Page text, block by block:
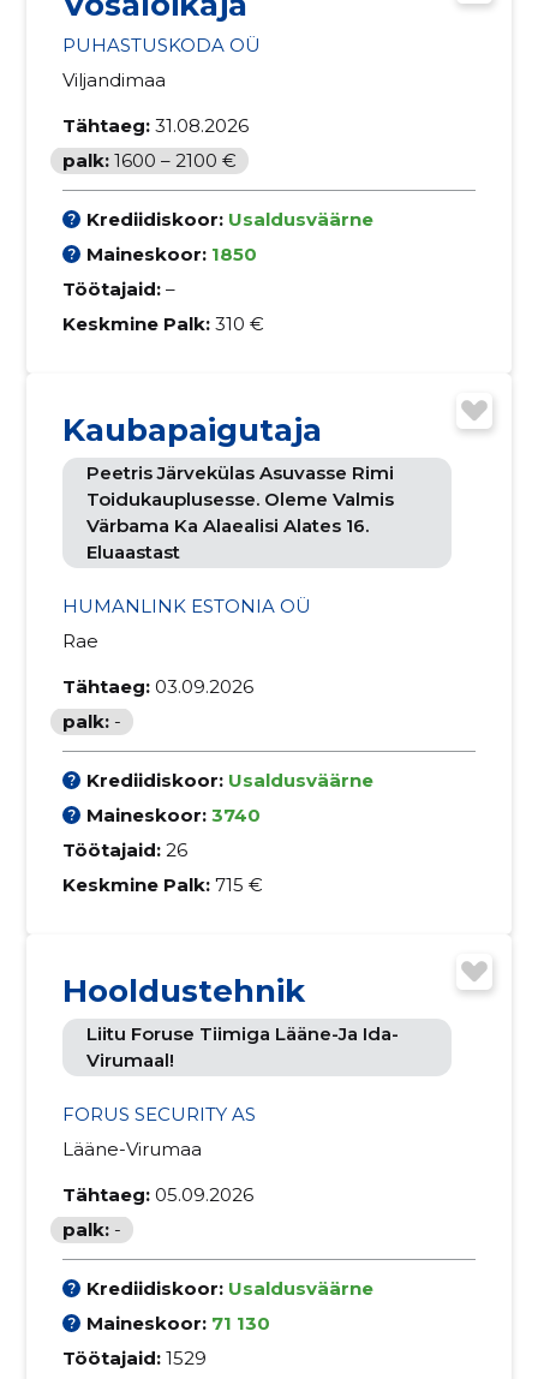
PUHASTUSKODA OÜ
Viljandimaa
Tähtaeg: 31.08.2026
palk: 1600 – 2100 €
Krediidiskoor: Usaldusväärne
Maineskoor: 1850
Töötajaid: –
Keskmine Palk: 310 €
Kaubapaigutaja
Peetris Järvekülas Asuvasse Rimi
Toidukauplusesse. Oleme Valmis
Värbama Ka Alaealisi Alates 16.
Eluaastast
HUMANLINK ESTONIA OÜ
Rae
Tähtaeg: 03.09.2026
palk: -
Krediidiskoor: Usaldusväärne
Maineskoor: 3740
Töötajaid: 26
Keskmine Palk: 715 €
Hooldustehnik
Liitu Foruse Tiimiga Lääne-Ja Ida-
Virumaal!
FORUS SECURITY AS
Lääne-Virumaa
Tähtaeg: 05.09.2026
palk: -
Krediidiskoor: Usaldusväärne
Maineskoor: 71 130
Töötajaid: 1529